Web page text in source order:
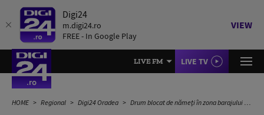
Digi24
m.digi24.ro
FREE - In Google Play
VIEW
LIVE FM LIVE TV
HOME Regional Digi24 Oradea Drum blocat de nămeți în zona barajului Drăgan. Se circulă greu între Bratca și Beiuș